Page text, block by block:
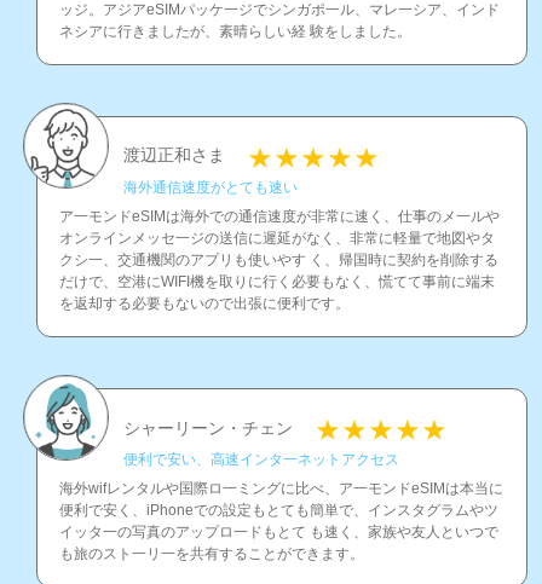
ッジ。アジアeSIMパッケ一ジでシンガポ一ル、マレ一シア、インド
ネシアに行きましたが、素晴らしい経 験をしました。
渡辺正和さま
海外通信速度がとても速い
ア一モンドeSIMは海外での通信速度が非常に速く、仕事のメ一ルや
オンラインメッセ一ジの送信に遲延がなく、非常に軽量で地図やタ
クシ一、交通機関のアプリも使いやす く、帰国時に契約を削除する
だけで、空港にWIFI機を取りに行く必要もなく、慌てて事前に端末
を返却する必要もないので出張に便利です。
シャーリーン・チェン
便利で安い、高速インタ一ネットアクセス
海外wifレンタルや国際ロ一ミングに比べ、ア一モンドeSIMは本当に
便利で安く、iPhoneでの設定もとても簡単で、インスタグラムやツ
イッタ一の写真のアップロ一ドもとて も速く、家族や友人といつで
も旅のスト一リ一を共有することができます。